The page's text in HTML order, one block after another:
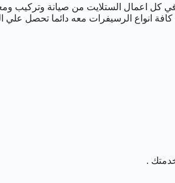
كل اعمال الستلايت من صيانة وتركيب
انواع الرسيفرات معه دائما تحصل علي
.